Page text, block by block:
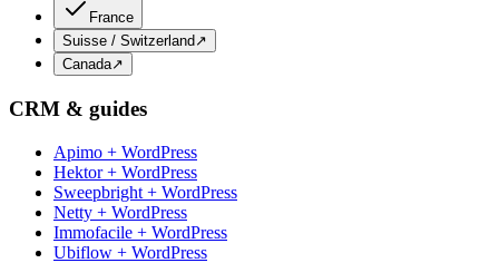
France
Suisse / Switzerland ↗
Canada↗
CRM & guides
Apimo + WordPress
Hektor + WordPress
Sweepbright + WordPress
Netty + WordPress
Immofacile + WordPress
Ubiflow + WordPress